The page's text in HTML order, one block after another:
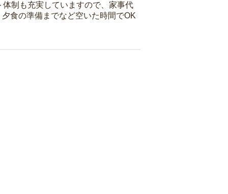
制も充実していますので、家事代
食の準備までなど空いた時間でOK